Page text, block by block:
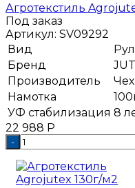
Агротекстиль
Под заказ
Артикул: SV09292
Вид
Бренд
Производитель
Намотка
УФ стабилизация 8
22 988 Р
-